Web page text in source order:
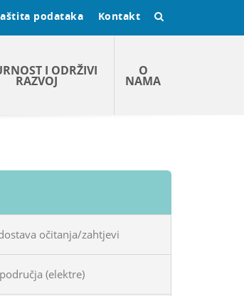
podataka Kontakt
I ODRŽIVI
RAZVOJ
O
NAMA
očitanja/zahtjevi
(elektre)